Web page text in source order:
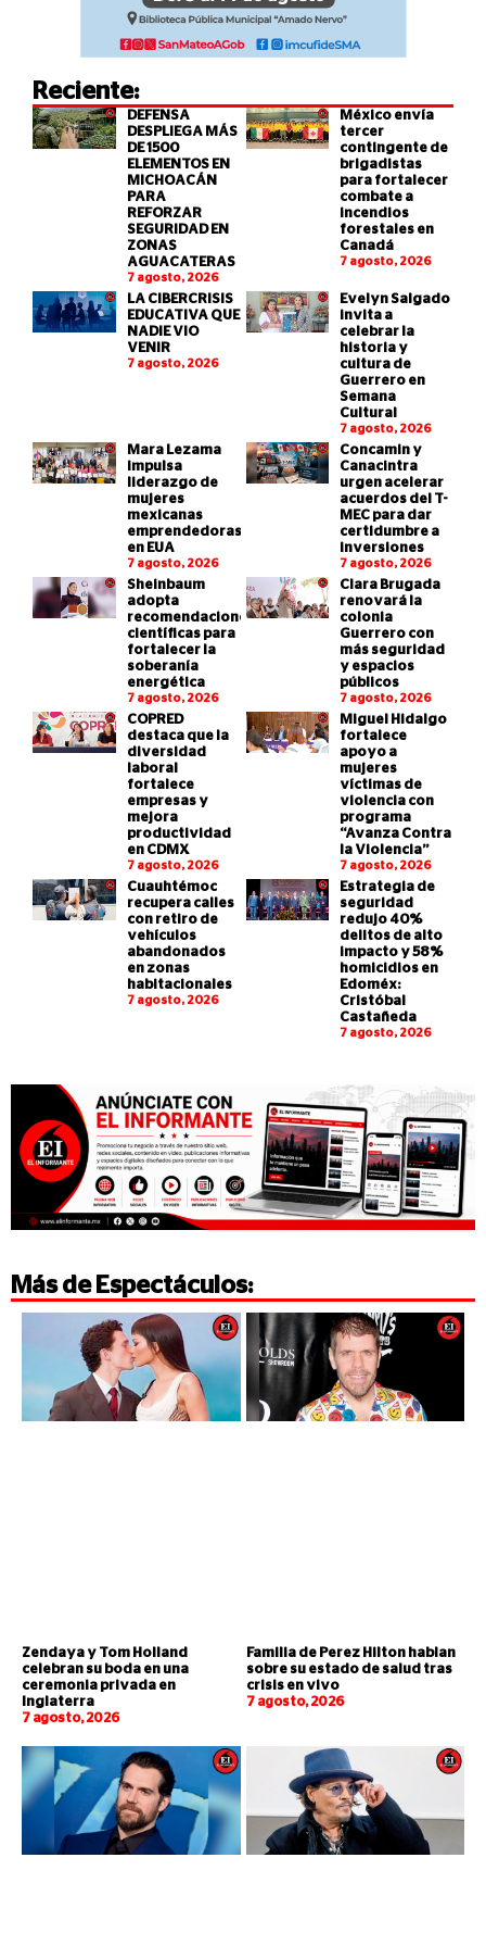
Reciente:
DEFENSA
DESPLIEGA MÁS
DE 1500
ELEMENTOS EN
MICHOACÁN
PARA
REFORZAR
SEGURIDAD EN
ZONAS
AGUACATERAS
7 agosto, 2026
México envía
tercer
contingente de
brigadistas
para fortalecer
combate a
incendios
forestales en
Canadá
7 agosto, 2026
LA CIBERCRISIS
EDUCATIVA QUE
NADIE VIO
VENIR
7 agosto, 2026
Evelyn Salgado
invita a
celebrar la
historia y
cultura de
Guerrero en
Semana
Cultural
7 agosto, 2026
Mara Lezama
impulsa
liderazgo de
mujeres
mexicanas
emprendedoras
en EUA
7 agosto, 2026
Concamin y
Canacintra
urgen acelerar
acuerdos del T-
MEC para dar
certidumbre a
inversiones
7 agosto, 2026
Sheinbaum
adopta
recomendaciones
científicas para
fortalecer la
soberanía
energética
7 agosto, 2026
Clara Brugada
renovará la
colonia
Guerrero con
más seguridad
y espacios
públicos
7 agosto, 2026
COPRED
destaca que la
diversidad
laboral
fortalece
empresas y
mejora
productividad
en CDMX
7 agosto, 2026
Miguel Hidalgo
fortalece
apoyo a
mujeres
víctimas de
violencia con
programa
“Avanza Contra
la Violencia”
7 agosto, 2026
Cuauhtémoc
recupera calles
con retiro de
vehículos
abandonados
en zonas
habitacionales
7 agosto, 2026
Estrategia de
seguridad
redujo 40%
delitos de alto
impacto y 58%
homicidios en
Edoméx:
Cristóbal
Castañeda
7 agosto, 2026
Más de Espectáculos:
Zendaya y Tom Holland
celebran su boda en una
ceremonia privada en
Inglaterra
7 agosto, 2026
Familia de Perez Hilton hablan
sobre su estado de salud tras
crisis en vivo
7 agosto, 2026